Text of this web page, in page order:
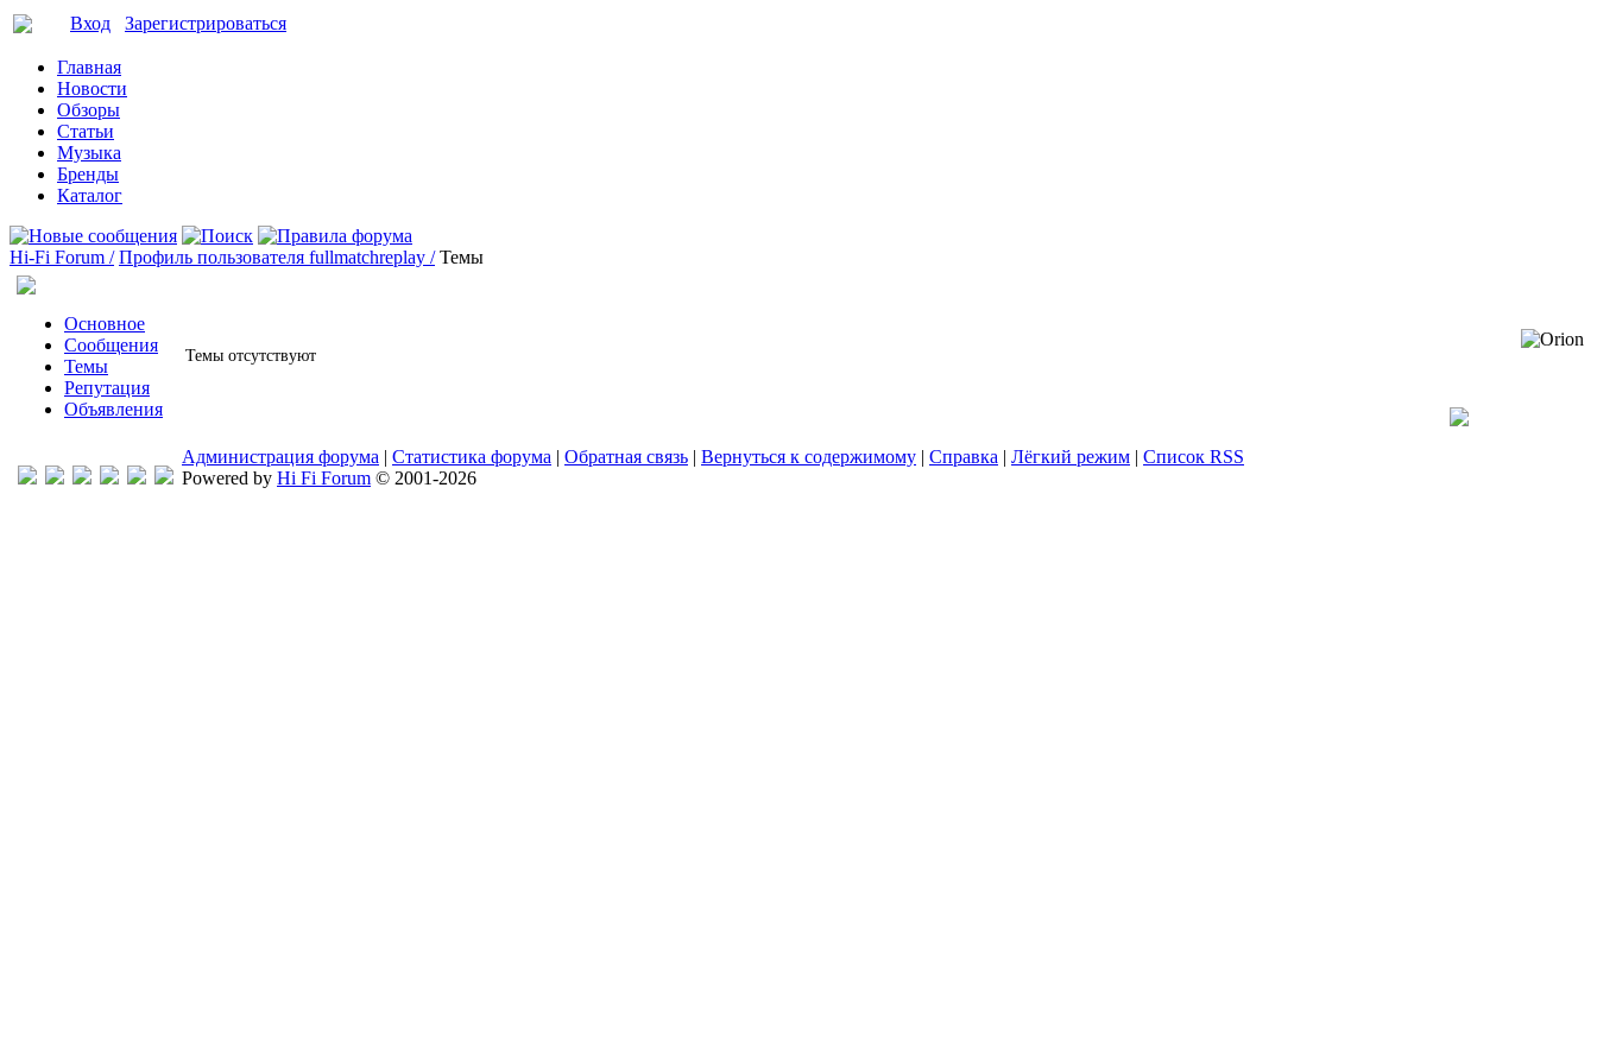
Вход Зарегистрироваться
Главная
Новости
Обзоры
Статьи
Музыка
Бренды
Каталог
Hi-Fi Forum / Профиль пользователя fullmatchreplay / Темы
Основное
Сообщения
Темы
Репутация
Объявления
Темы отсутствуют
Администрация форума | Статистика форума | Обратная связь | Вернуться к содержимому | Справка | Лёгкий режим | Список RSS
Powered by Hi Fi Forum © 2001-2026